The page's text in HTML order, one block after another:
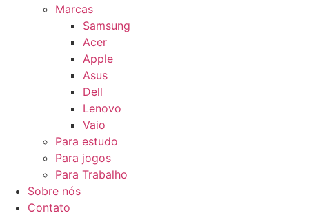
Marcas
Samsung
Acer
Apple
Asus
Dell
Lenovo
Vaio
Para estudo
Para jogos
Para Trabalho
Sobre nós
Contato